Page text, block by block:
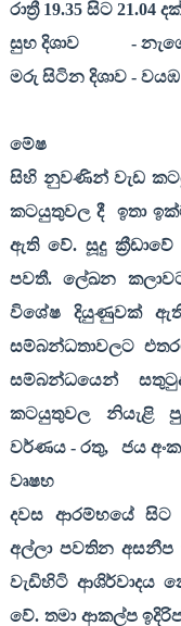
රාත්‍රී 19.35සිට 21.04
සුභ දිශාව
-
මරු සිටින දිශාව - වයඹ
මේෂ
සිහි නුවණින් වැඩ
කටයුතුවල දී
ඉතා
ඇති වේ. සූදු
පවතී. ලේඛන
විශේෂ දියුණුවක්
සම්බන්ධතාවලට
සම්බන්ධයෙන්
කටයුතුවල නියැළි
වර්ණය - රතු, ජය
වෘෂභ
දවස ආරම්භයේ සිට
අල්ලා පවතින අසනීප
වැඩිහිටි ආශිර්වාදය
වේ. තමා ආකල්ප